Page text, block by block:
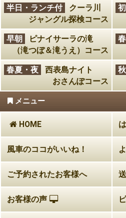
半日・ランチ付
クーラ川
ジャングル探検コース
早朝
ピナイサーラの滝
（滝つぼ＆滝うえ）コース
春夏・夜
西表島ナイト
おさんぽコース
メニュー
HOME
風車のココがいいね！
ご予約されたお客様へ
お客様の声